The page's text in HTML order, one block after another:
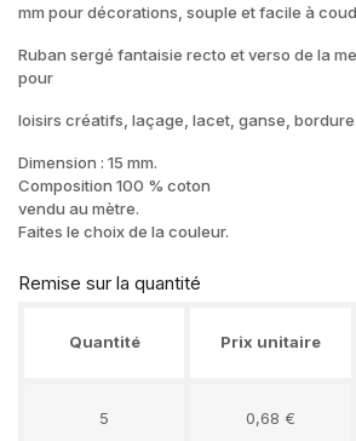
mm pour décorations, souple et facile à
Ruban sergé fantaisie recto et verso de la
pour
loisirs créatifs, laçage, lacet, ganse, bordure.
Dimension : 15 mm.
Composition 100 % coton
vendu au mètre.
Faites le choix de la couleur.
Remise sur la quantité
Quantité Prix unitaire
5 0,68 €